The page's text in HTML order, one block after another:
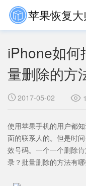
苹果恢复大
iPhone如何
量删除的方
 2017-05-02 
使用苹果手机的用户都
面的联系人的。但是时
效号码。一个一个删除
录？批量删除的方法有哪